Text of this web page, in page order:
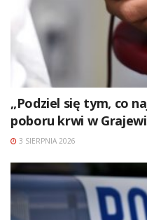
„Podziel się tym, co
poboru krwi w
3 SIERPNIA 2026